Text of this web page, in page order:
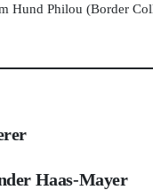
Hund Philou (Border
Haas-Mayer